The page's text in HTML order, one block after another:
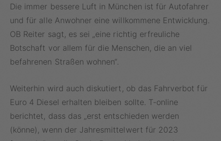
Die immer bessere Luft in München ist für Autofahrer
und für alle Anwohner eine willkommene Entwicklung.
OB Reiter sagt, es sei „eine richtig erfreuliche
Botschaft vor allem für die Menschen, die an viel
befahrenen Straßen wohnen“.
Weiterhin wird auch diskutiert, ob das Fahrverbot für
Euro 4 Diesel erhalten bleiben sollte. T-online
berichtet, dass das „erst entschieden werden
(könne), wenn der Jahresmittelwert für 2023